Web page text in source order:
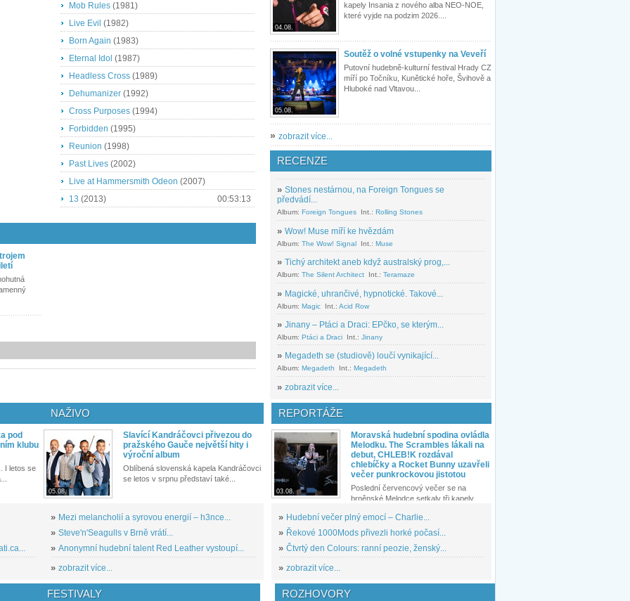
Mob Rules (1981)
Live Evil (1982)
Born Again (1983)
Eternal Idol (1987)
Headless Cross (1989)
Dehumanizer (1992)
Cross Purposes (1994)
Forbidden (1995)
Reunion (1998)
Past Lives (2002)
Live at Hammersmith Odeon (2007)
13 (2013) 00:53:13
04.08.
kapely Insania z nového alba NEO-NOE,
které vyjde na podzim 2026....
05.08.
Soutěž o volné vstupenky na Veveří
Putovní hudebně-kulturní festival Hrady CZ
míří po Točníku, Kunětické hoře, Švihově a
Hluboké nad Vltavou...
» zobrazit více...
RECENZE
» Stones nestárnou, na Foreign Tongues se
předvádí...
Album: Foreign Tongues Int.: Rolling Stones
» Wow! Muse míří ke hvězdám
Album: The Wow! Signal Int.: Muse
» Tichý architekt aneb když australský prog,...
Album: The Silent Architect Int.: Teramaze
» Magické, uhrančivé, hypnotické. Takové...
Album: Magic Int.: Acid Row
» Jinany – Ptáci a Draci: EPčko, se kterým...
Album: Ptáci a Draci Int.: Jinany
» Megadeth se (studiově) loučí vynikající...
Album: Megadeth Int.: Megadeth
» zobrazit více...
pod
klubu
I letos se
NAŽIVO
05.08.
Slavící Kandráčovci přivezou do
pražského Gauče největší hity i
výroční album
Oblíbená slovenská kapela Kandráčovci
se letos v srpnu představí také...
» Mezi melancholií a syrovou energií – h3nce...
» Steve'n'Seagulls v Brně vrátí...
» Anonymní hudební talent Red Leather vystoupí...
» zobrazit více...
REPORTÁŽE
03.08.
Moravská hudební spodina ovládla
Melodku. The Scrambles lákali na
debut, CHLEB!K rozdával
chlebíčky a Rocket Bunny uzavřeli
večer punkrockovou jistotou
Poslední červencový večer se na
brněnské Melodce setkaly tři kapely...
» Hudební večer plný emocí – Charlie...
» Řekové 1000Mods přivezli horké počasí...
» Čtvrtý den Colours: ranní peozie, ženský...
» zobrazit více...
FESTIVALY ROZHOVORY